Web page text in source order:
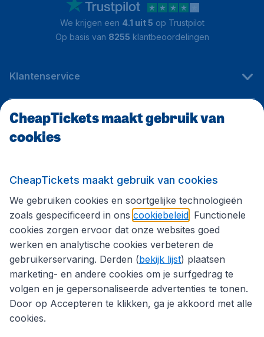
We krijgen een 4.1 uit 5 op Trustpilot
Op basis van 8255 klantbeoordelingen
Klantenservice
CheapTickets.be
Volg CheapTickets.be
CheapTickets maakt gebruik van
cookies
CheapTickets maakt gebruik van cookies
We gebruiken cookies en soortgelijke technologieën
zoals gespecificeerd in ons cookiebeleid . Functionele
cookies zorgen ervoor dat onze websites goed
werken en analytische cookies verbeteren de
gebruikerservaring. Derden (bekijk lijst) plaatsen
marketing- en andere cookies om je surfgedrag te
volgen en je gepersonaliseerde advertenties te tonen.
Door op Accepteren te klikken, ga je akkoord met alle
cookies.